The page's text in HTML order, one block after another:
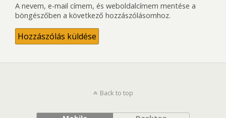
A nevem, e-mail címem, és weboldalcímem mentése a
böngészőben a következő hozzászólásomhoz.
Back to top